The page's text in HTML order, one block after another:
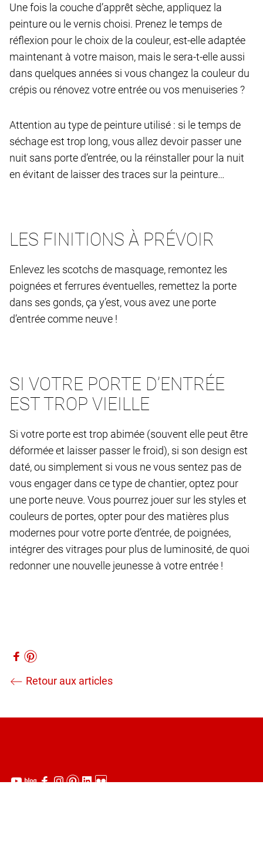
Une fois la couche d’apprêt sèche, appliquez la
peinture ou le vernis choisi. Prenez le temps de
réflexion pour le choix de la couleur, est-elle adaptée
maintenant à votre maison, mais le sera-t-elle aussi
dans quelques années si vous changez la couleur du
crépis ou rénovez votre entrée ou vos menuiseries ?
Attention au type de peinture utilisé : si le temps de
séchage est trop long, vous allez devoir passer une
nuit sans porte d’entrée, ou la réinstaller pour la nuit
en évitant de laisser des traces sur la peinture…
LES FINITIONS À PRÉVOIR
Enlevez les scotchs de masquage, remontez les
poignées et ferrures éventuelles, remettez la porte
dans ses gonds, ça y’est, vous avez une porte
d’entrée comme neuve !
SI VOTRE PORTE D’ENTRÉE
EST TROP VIEILLE
Si votre porte est trop abimée (souvent elle peut être
déformée et laisser passer le froid), si son design est
daté, ou simplement si vous ne vous sentez pas de
vous engager dans ce type de chantier, optez pour
une porte neuve. Vous pourrez jouer sur les styles et
couleurs de portes, opter pour des matières plus
modernes pour votre porte d’entrée, de poignées,
intégrer des vitrages pour plus de luminosité, de quoi
redonner une nouvelle jeunesse à votre entrée !